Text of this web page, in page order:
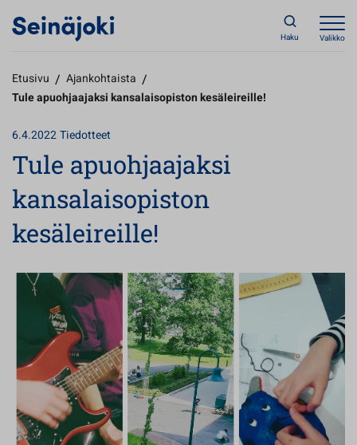
Haku Valikko
Etusivu / Ajankohtaista /
Tule apuohjaajaksi kansalaisopiston kesäleireille!
6.4.2022Tiedotteet
Tule apuohjaajaksi
kansalaisopiston
kesäleireille!